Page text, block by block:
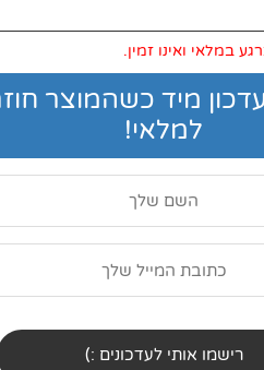
במלאי ואינו זמין.
מיד כשהמוצר
למלאי!